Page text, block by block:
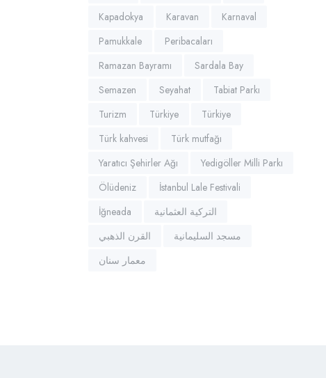
Kapadokya
Karavan
Karnaval
Pamukkale
Peribacaları
Ramazan Bayramı
Sardala Bay
Semazen
Seyahat
Tabiat Parkı
Turizm
Türkiye
Türkiye
Türk kahvesi
Türk mutfağı
Yaratıcı Şehirler Ağı
Yedigöller Milli Parkı
Ölüdeniz
İstanbul Lale Festivali
İğneada
التركية العثمانية
القرن الذهبي
مسجد السليمانية
معمار سنان